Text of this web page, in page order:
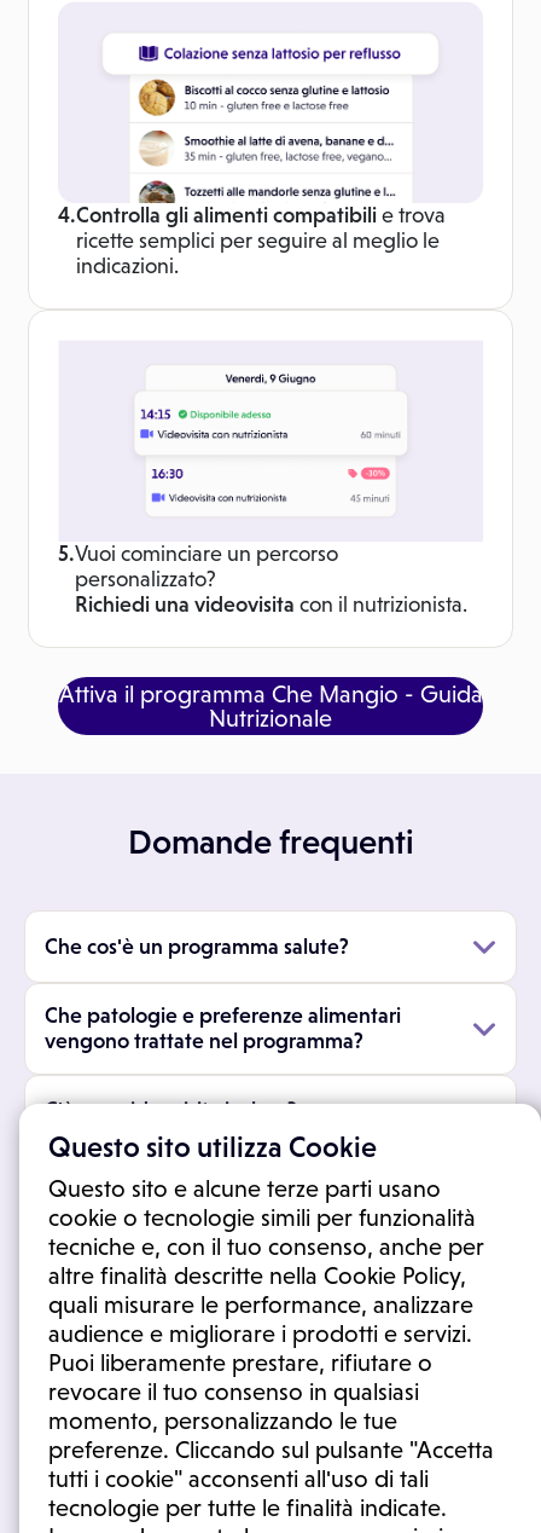
Questo sito utilizza Cookie
Questo sito e alcune terze parti usano
cookie o tecnologie simili per funzionalità
tecniche e, con il tuo consenso, anche per
altre finalità descritte nella Cookie Policy,
quali misurare le performance, analizzare
audience e migliorare i prodotti e servizi.
Puoi liberamente prestare, rifiutare o
revocare il tuo consenso in qualsiasi
momento, personalizzando le tue
preferenze. Cliccando sul pulsante "Accetta
tutti i cookie" acconsenti all'uso di tali
tecnologie per tutte le finalità indicate.
4.Controlla gli alimenti compatibili e trova
ricette semplici per seguire al meglio le
indicazioni.
5.Vuoi cominciare un percorso
personalizzato?
Richiedi una videovisita con il nutrizionista.
Attiva il programma Che Mangio - Guida
Nutrizionale
Domande frequenti
Che cos'è un programma salute?
Che patologie e preferenze alimentari
vengono trattate nel programma?
C'è una videovisita inclusa?
Quanto dura il programma?
Posso accedere al programma solo da
smartphone?
Come posso annullare l'iscrizione al
programma?
Il programma è stato validato da un medico?
Cessazione e uso improprio del programma